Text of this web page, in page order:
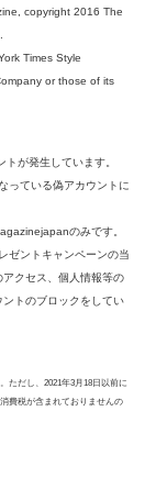
copyright 2016 The
Times Style
or those of its
が発生しています。
っている偽アカウントに
のみです。
ゼントキャンペーンの当
クセス、個人情報等の
トのブロックをしてい
ただし、2021年3月18日以前に
費税が含まれておりませんの